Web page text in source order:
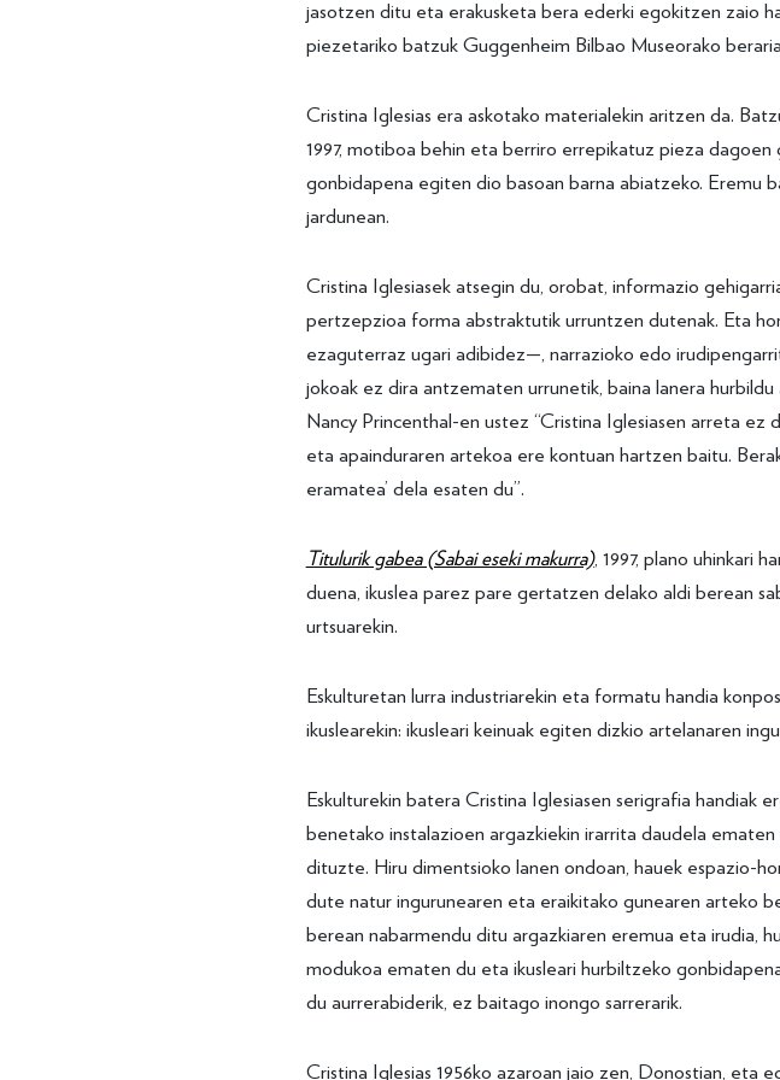
jasotzen ditu eta erakusketa bera ederki egokitzen zaio
piezetariko batzuk Guggenheim Bilbao Museorako
Cristina Iglesias era askotako materialekin aritzen da.
1997, motiboa behin eta berriro errepikatuz pieza
gonbidapena egiten dio basoan barna abiatzeko. Eremu
jardunean.
Cristina Iglesiasek atsegin du, orobat, informazio
pertzepzioa forma abstraktutik urruntzen dutenak. Eta
ezaguterraz ugari adibidez—, narrazioko edo
jokoak ez dira antzematen urrunetik, baina lanera
Nancy Princenthal-en ustez “Cristina Iglesiasen arreta
eta apainduraren artekoa ere kontuan hartzen baitu.
eramatea’ dela esaten du”.
Titulurik gabea (Sabai eseki makurra), 1997, plano uhinkari
duena, ikuslea parez pare gertatzen delako aldi berean
urtsuarekin.
Eskulturetan lurra industriarekin eta formatu handia
ikuslearekin: ikusleari keinuak egiten dizkio artelanaren
Eskulturekin batera Cristina Iglesiasen serigrafia handiak
benetako instalazioen argazkiekin irarrita daudela
dituzte. Hiru dimentsioko lanen ondoan, hauek espazio-
dute natur ingurunearen eta eraikitako gunearen arteko
berean nabarmendu ditu argazkiaren eremua eta irudia,
modukoa ematen du eta ikusleari hurbiltzeko
du aurrerabiderik, ez baitago inongo sarrerarik.
Cristina Iglesias 1956ko azaroan jaio zen, Donostian, eta